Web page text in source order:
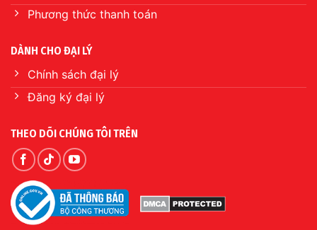
Phương thức thanh toán
DÀNH CHO ĐẠI LÝ
Chính sách đại lý
Đăng ký đại lý
THEO DÕI CHÚNG TÔI TRÊN